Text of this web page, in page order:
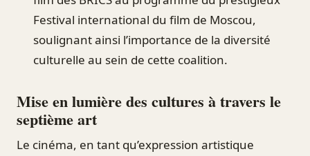
Festival international du film de Moscou,
soulignant ainsi l’importance de la diversité
culturelle au sein de cette coalition.
Mise en lumière des cultures à travers le
septième art
Le cinéma, en tant qu’expression artistique